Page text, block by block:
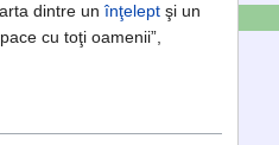
dintre unînţelept şi un
cu toţi oamenii”,